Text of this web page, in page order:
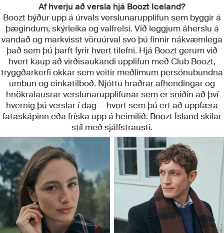
Af hverju að versla hjá Boozt Iceland?
Boozt býður upp á úrvals verslunarupplifun sem byggir á
þægindum, skýrleika og valfrelsi. Við leggjum áherslu á
vandað og markvisst vöruúrval svo þú finnir nákvæmlega
það sem þú þarft fyrir hvert tilefni. Hjá Boozt gerum við
hvert kaup að virðisaukandi upplifun með Club Boozt,
tryggðarkerfi okkar sem veitir meðlimum persónubundna
umbun og einkatilboð. Njóttu hraðrar afhendingar og
hnökralausrar verslunarupplifunar sem er sniðin að því
hvernig þú verslar í dag — hvort sem þú ert að uppfæra
fataskápinn eða fríska upp á heimilið. Boozt Ísland skilar
stíl með sjálfstrausti.